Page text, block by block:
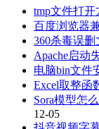
tmp文件打
百度浏览器
360杀毒误
Apache启动
电脑bin文件
Excel取整函
Sora模型怎
12-05